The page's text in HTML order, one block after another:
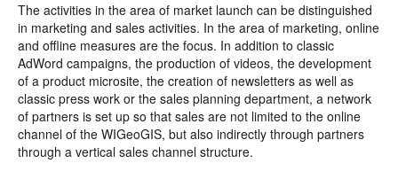
The activities in the area of market launch can be distinguished
in marketing and sales activities. In the area of marketing, online
and offline measures are the focus. In addition to classic
AdWord campaigns, the production of videos, the development
of a product microsite, the creation of newsletters as well as
classic press work or the sales planning department, a network
of partners is set up so that sales are not limited to the online
channel of the WIGeoGIS, but also indirectly through partners
through a vertical sales channel structure.